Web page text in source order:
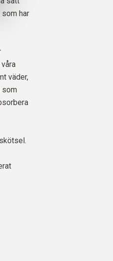
har
väder,
som